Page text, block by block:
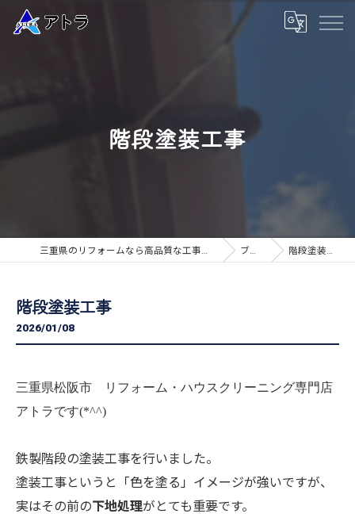
階段塗装工事
三重県のリフォームなら高品質な工事のアトラ ブログ 階段塗装工事
階段塗装工事
2026/01/08
三重県松阪市 リフォーム・ハウスクリーニング専門店
アトラです(*^^)
鉄製階段の塗装工事を行いました。
塗装工事というと「色を塗る」イメージが強いですが、
実はその前の下地処理がとても重要です。